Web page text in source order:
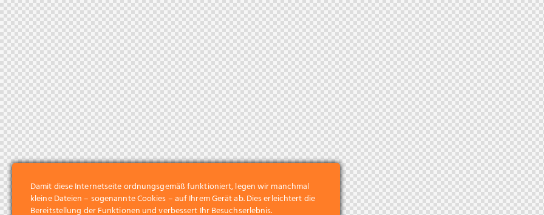
Damit diese Internetseite ordnungsgemäß funktioniert, legen wir manchmal
kleine Dateien – sogenannte Cookies – auf Ihrem Gerät ab. Dies erleichtert die
Bereitstellung der Funktionen und verbessert Ihr Besuchserlebnis.